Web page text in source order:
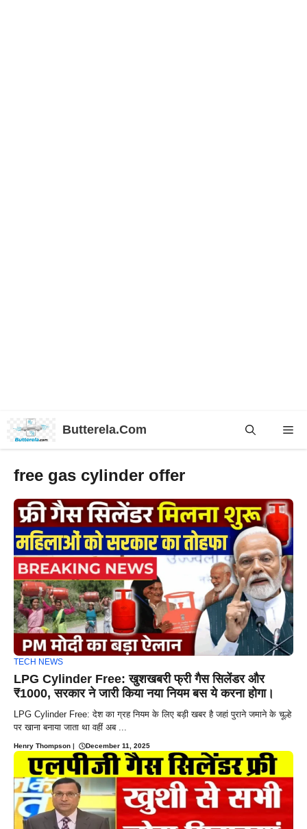
Butterela.Com
free gas cylinder offer
TECH NEWS
LPG Cylinder Free: खुशखबरी फ्री गैस सिलेंडर और
₹1000, सरकार ने जारी किया नया नियम बस ये करना होगा।
LPG Cylinder Free: देश का ग्रह नियम के लिए बड़ी खबर है जहां पुराने जमाने के चूल्हे
पर खाना बनाया जाता था वहीं अब ...
Henry Thompson December 11, 2025